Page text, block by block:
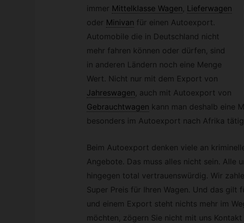
immer Mittelklasse Wagen, Lieferwagen
oder Minivan für einen Autoexport.
Automobile die in Deutschland nicht
mehr fahren können oder dürfen, sind
in anderen Ländern noch eine Menge
Wert. Nicht nur mit dem Export von
Jahreswagen, auch mit Autoexport von
Gebrauchtwagen kann man deshalb eine
besonders im Autoexport nach Afrika
Beim Autoexport denken viele an
Angebote. Das muss alles nicht sein. Alle
hingegen total vertrauenswürdig. Wir
Super Preis für Ihren Wagen. Und das gilt
und einem Export steht nichts mehr im
möchten, zögern Sie nicht mit uns Kontakt